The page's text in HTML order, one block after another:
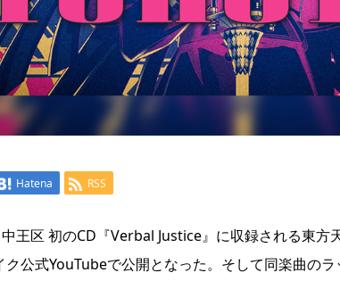
Hatena RSS
王区 初のCD『Verbal Justice』に収録される東
公式YouTubeで公開となった。そして同楽曲の